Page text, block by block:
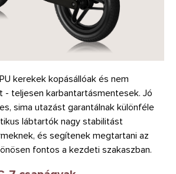
kerekek kopásállóak és nem
- teljesen karbantartásmentesek. Jó
sima utazást garantálnak különféle
lábtartók nagy stabilitást
és segítenek megtartani az
fontos a kezdeti szakaszban.